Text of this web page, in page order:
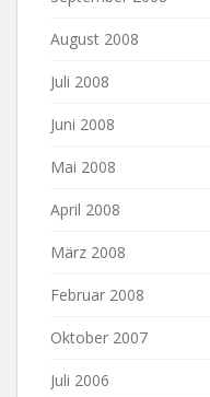
August 2008
Juli 2008
Juni 2008
Mai 2008
April 2008
März 2008
Februar 2008
Oktober 2007
Juli 2006